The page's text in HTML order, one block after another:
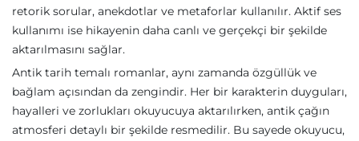
retorik sorular, anekdotlar ve metaforlar kullanılır. Aktif ses
kullanımı ise hikayenin daha canlı ve gerçekçi bir şekilde
aktarılmasını sağlar.
Antik tarih temalı romanlar, aynı zamanda özgüllük ve
bağlam açısından da zengindir. Her bir karakterin duyguları,
hayalleri ve zorlukları okuyucuya aktarılırken, antik çağın
atmosferi detaylı bir şekilde resmedilir. Bu sayede okuyucu,